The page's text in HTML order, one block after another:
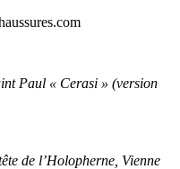
Paul « Cerasi » (version
de l’Holopherne, Vienne